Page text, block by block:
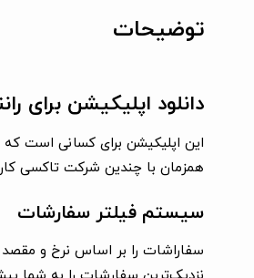
توضیحات
دانلود اپلیکیشن برای
این اپلیکیشن برای کسانی است که
همزمان با چندین شرکت تاکسی
سیستم فیلتر سفارشات
سفاراشات را بر اساس نرخ و